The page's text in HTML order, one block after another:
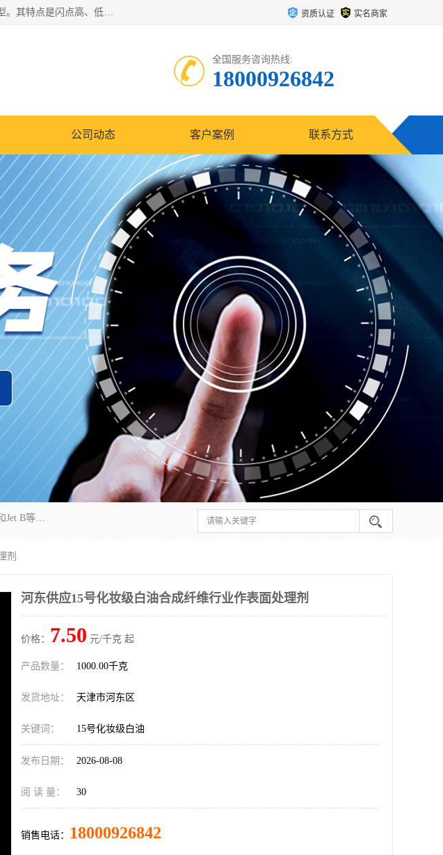
航空煤油（Jet Fuel）是专门为喷气式航空发动机设计的高纯度燃料，主要分为Jet A、Jet A-1和Jet B等类型。其特点是闪点高、低温流动性好，并添加了抗静电剂和抗氧化剂以确保飞行安全。航空煤油需 资质认证 实名商家
全国服务咨询热线:
18000926842
公司动态 客户案例 联系方式
航空煤油（Jet Fuel）是专门为喷气式航空发动机设计的高纯度燃料，主要分为Jet A、Jet A-1和Jet B等类型。其特点是闪点高、低温流动性好，并添加了抗静电剂和抗氧化剂以确保飞行安全。航空煤油需
剂
河东供应15号化妆级白油合成纤维行业作表面处理剂
价格： 7.50 元/千克 起
产品数量： 1000.00千克
发货地址： 天津市河东区
关键词： 15号化妆级白油
发布日期： 2026-08-08
阅 读 量： 30
销售电话： 18000926842